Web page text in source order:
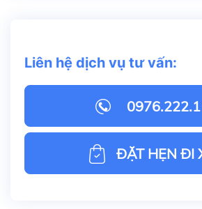
Liên hệ dịch vụ tư vấn:
ĐẶT HẸN ĐI